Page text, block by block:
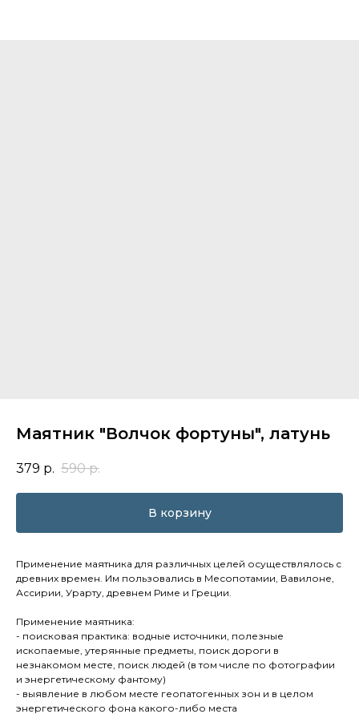
Маятник "Волчок фортуны", латунь
379 р. 590 р.
В корзину
Применение маятника для различных целей осуществлялось с
древних времен. Им пользовались в Месопотамии, Вавилоне,
Ассирии, Урарту, древнем Риме и Греции.
Применение маятника:
- поисковая практика: водные источники, полезные
ископаемые, утерянные предметы, поиск дороги в
незнакомом месте, поиск людей (в том числе по фотографии
и энергетическому фантому)
- выявление в любом месте геопатогенных зон и в целом
энергетического фона какого-либо места